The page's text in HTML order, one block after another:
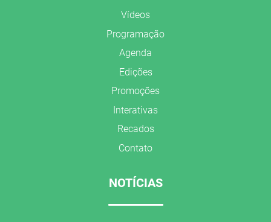
Vídeos
Programação
Agenda
Edições
Promoções
Interativas
Recados
Contato
NOTÍCIAS